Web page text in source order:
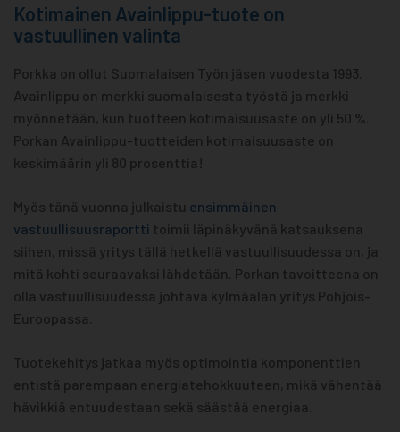
Kotimainen Avainlippu-tuote on
vastuullinen valinta
Porkka on ollut Suomalaisen Työn jäsen vuodesta 1993.
Avainlippu on merkki suomalaisesta työstä ja merkki
myönnetään, kun tuotteen kotimaisuusaste on yli 50 %.
Porkan Avainlippu-tuotteiden kotimaisuusaste on
keskimäärin yli 80 prosenttia!
Myös tänä vuonna julkaistu ensimmäinen
vastuullisuusraportti toimii läpinäkyvänä katsauksena
siihen, missä yritys tällä hetkellä vastuullisuudessa on, ja
mitä kohti seuraavaksi lähdetään. Porkan tavoitteena on
olla vastuullisuudessa johtava kylmäalan yritys Pohjois-
Euroopassa.
Tuotekehitys jatkaa myös optimointia komponenttien
entistä parempaan energiatehokkuuteen, mikä vähentää
hävikkiä entuudestaan sekä säästää energiaa.